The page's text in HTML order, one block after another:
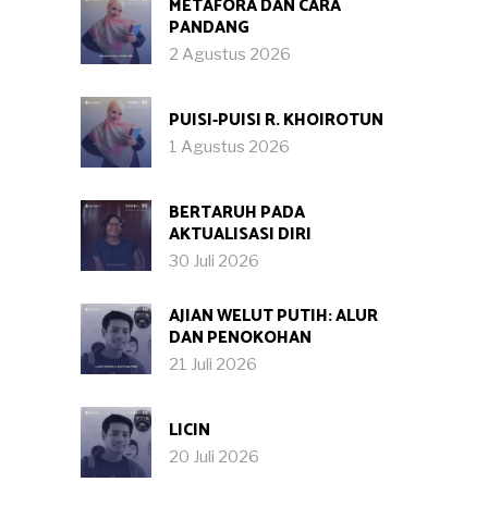
METAFORA DAN CARA
PANDANG
2 Agustus 2026
PUISI-PUISI R. KHOIROTUN
1 Agustus 2026
BERTARUH PADA
AKTUALISASI DIRI
30 Juli 2026
AJIAN WELUT PUTIH: ALUR
DAN PENOKOHAN
21 Juli 2026
LICIN
20 Juli 2026